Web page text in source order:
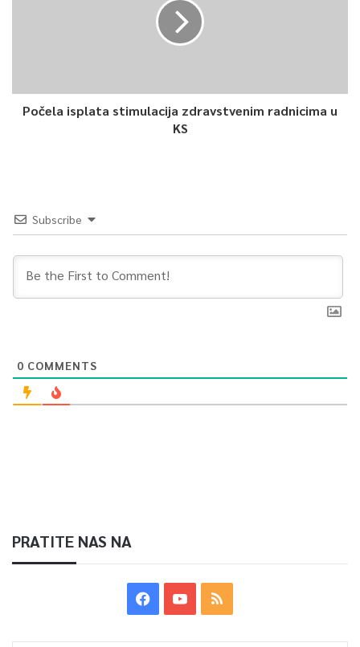
Počela isplata stimulacija zdravstvenim radnicima u
KS
Subscribe
0 COMMENTS
PRATITE NAS NA